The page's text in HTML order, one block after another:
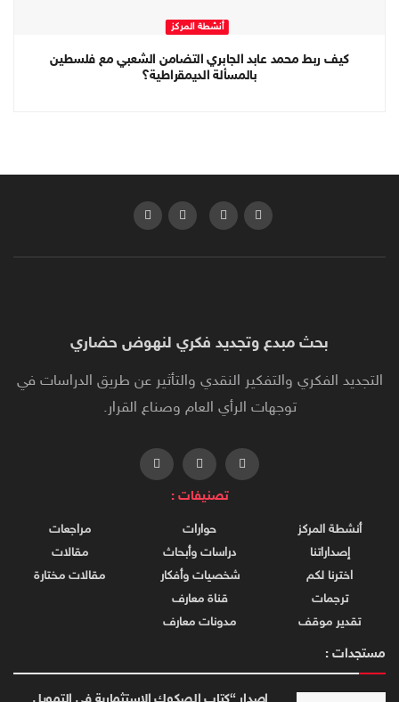
أنشطة المركز
كيف ربط محمد عابد الجابري التضامن الشعبي مع فلسطين
بالمسألة الديمقراطية؟
بحث مبدع وتجديد فكري لنهوض حضاري
التجديد الفكري والتفكير النقدي والتأثير عن طريق الدراسات في
توجهات الرأي العام وصناع القرار.
تصنيفات :
أنشطة المركز
إصداراتنا
اخترنا لكم
ترجمات
تقدير موقف
حوارات
دراسات وأبحاث
شخصيات وأفكار
قناة معارف
مدونات معارف
مراجعات
مقالات
مقالات مختارة
مستجدات :